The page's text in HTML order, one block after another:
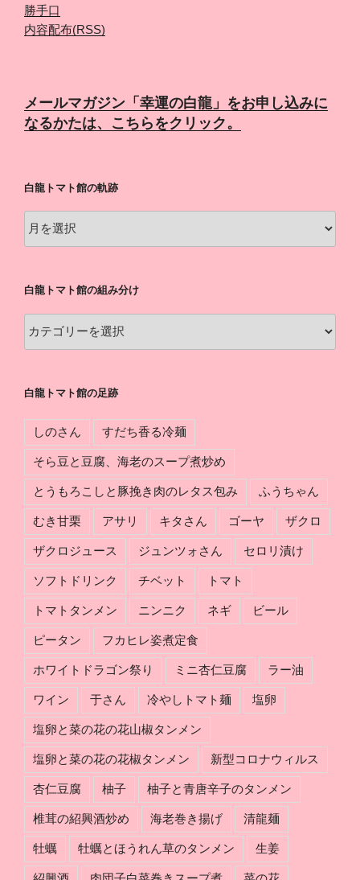
勝手口
内容配布(RSS)
メールマガジン「幸運の白龍」をお申し込みに
なるかたは、こちらをクリック。
白龍トマト館の軌跡
龍
ト
館
の
軌
白龍トマト館の組み分け
龍
ト
館
み
分
け
白龍トマト館の足跡
しのさん すだち香る冷麺
そら豆と豆腐、海老のスープ煮炒め
とうもろこしと豚挽き肉のレタス包み ふうちゃん
むき甘栗 アサリ キタさん ゴーヤ ザクロ
ザクロジュース ジュンツォさん セロリ漬け
ソフトドリンク チベット トマト
トマトタンメン ニンニク ネギ ビール
ピータン フカヒレ姿煮定食
ホワイトドラゴン祭り ミニ杏仁豆腐 ラー油
ワイン 于さん 冷やしトマト麺 塩卵
塩卵と菜の花の花山椒タンメン
塩卵と菜の花の花椒タンメン 新型コロナウィルス
杏仁豆腐 柚子 柚子と青唐辛子のタンメン
椎茸の紹興酒炒め 海老巻き揚げ 清龍麺
牡蠣 牡蠣とほうれん草のタンメン 生姜